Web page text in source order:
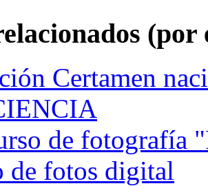
(por
Certamen
de fotografía
de fotos digital